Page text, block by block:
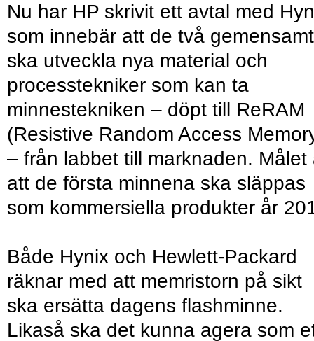
Nu har HP skrivit ett avtal med
som innebär att de två gemensamt
ska utveckla nya material och
processtekniker som kan ta
minnestekniken – döpt till ReRAM
(Resistive Random Access
– från labbet till marknaden. Målet
att de första minnena ska släppas
som kommersiella produkter år
Både Hynix och Hewlett-Packard
räknar med att memristorn på sikt
ska ersätta dagens flashminne.
Likaså ska det kunna agera som